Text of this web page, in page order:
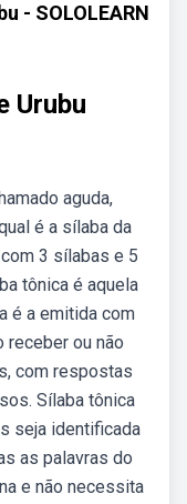
- SOLOLEARN
Urubu
aguda,
é a sílaba da
3 sílabas e 5
tônica é aquela
é a emitida com
receber ou não
com respostas
Sílaba tônica
seja identificada
as palavras do
e não necessita